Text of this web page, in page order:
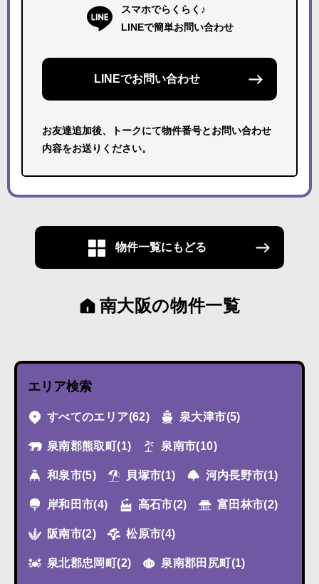
スマホでらくらく♪
LINEで簡単お問い合わせ
LINEでお問い合わせ
お友達追加後、トークにて物件番号とお問い合わせ
内容をお送りください。
物件一覧にもどる
南大阪の物件一覧
エリア検索
すべてのエリア(62) 泉大津市(5)
泉南郡熊取町(1) 泉南市(10)
和泉市(5) 貝塚市(1) 河内長野市(1)
岸和田市(4) 高石市(2) 富田林市(2)
阪南市(2) 松原市(4)
泉北郡忠岡町(2) 泉南郡田尻町(1)